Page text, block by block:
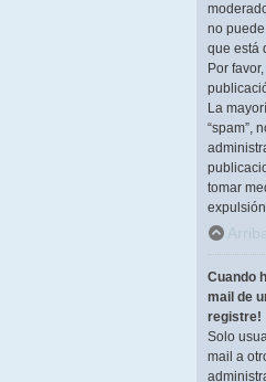
no
que está
Por
La
“spam”,
tomar
Arriba
Cuando
mail de
registre!
Solo
mail a